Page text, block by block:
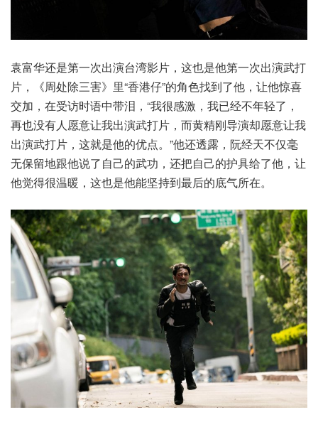
袁富华还是第一次出演台湾影片，这也是他第一次出演武打
片，《周处除三害》里“香港仔”的角色找到了他，让他惊喜
交加，在受访时语中带泪，“我很感激，我已经不年轻了，
再也没有人愿意让我出演武打片，而黄精刚导演却愿意让我
出演武打片，这就是他的优点。”他还透露，阮经天不仅毫
无保留地跟他说了自己的武功，还把自己的护具给了他，让
他觉得很温暖，这也是他能坚持到最后的底气所在。